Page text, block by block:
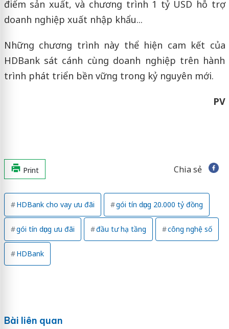
điểm sản xuất, và chương trình 1 tỷ USD hỗ trợ
doanh nghiệp xuất nhập khẩu...
Những chương trình này thể hiện cam kết của
HDBank sát cánh cùng doanh nghiệp trên hành
trình phát triển bền vững trong kỷ nguyên mới.
PV
Print Chia sẻ
HDBank cho vay ưu đãi gói tín dụng 20.000 tỷ đồng
gói tín dụng ưu đãi đầu tư hạ tầng công nghệ số
HDBank
Bài liên quan